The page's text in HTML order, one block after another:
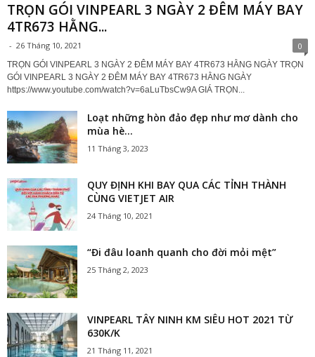
TRỌN GÓI VINPEARL 3 NGÀY 2 ĐÊM MÁY BAY
4TR673 HẰNG...
- 26 Tháng 10, 2021 0
TRỌN GÓI VINPEARL 3 NGÀY 2 ĐÊM MÁY BAY 4TR673 HẰNG NGÀY TRỌN
GÓI VINPEARL 3 NGÀY 2 ĐÊM MÁY BAY 4TR673 HẰNG NGÀY
https://www.youtube.com/watch?v=6aLuTbsCw9A GIÁ TRỌN...
Loạt những hòn đảo đẹp như mơ dành cho
mùa hè...
11 Tháng 3, 2023
QUY ĐỊNH KHI BAY QUA CÁC TỈNH THÀNH
CÙNG VIETJET AIR
24 Tháng 10, 2021
“Đi đâu loanh quanh cho đời mỏi mệt”
25 Tháng 2, 2023
VINPEARL TÂY NINH KM SIÊU HOT 2021 TỪ
630K/K
21 Tháng 11, 2021